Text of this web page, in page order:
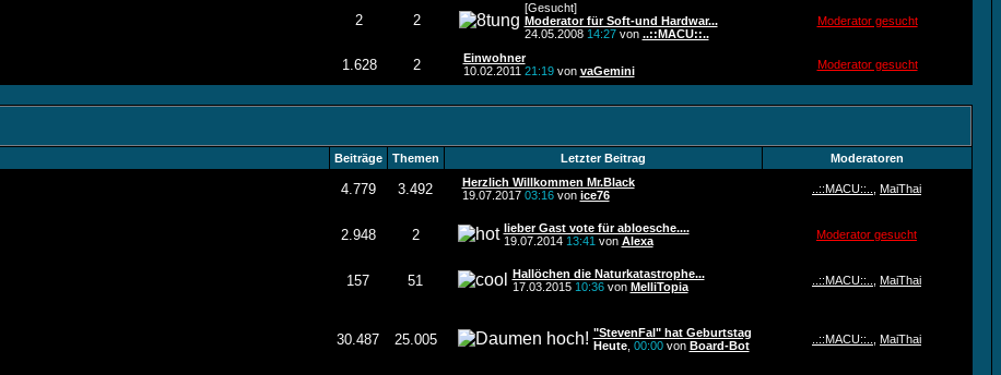
2 2
[Gesucht]
Moderator für Soft-und Hardwar...
24.05.2008 14:27von ..::MACU::..
Moderator gesucht
1.628 2
Einwohner
10.02.2011 21:19von vaGemini Moderator gesucht
Beiträge Themen Letzter Beitrag Moderatoren
4.779 3.492
Herzlich Willkommen Mr.Black
19.07.2017 03:16von ice76 ..::MACU::.. MaiThai
2.948 2
lieber Gast vote für abloesche....
19.07.2014 13:41 von Alexa Moderator gesucht
157 51
Hallöchen die Naturkatastrophe...
17.03.2015 10:36von MelliTopia ..::MACU::.. MaiThai
30.487 25.005
"StevenFal" hat Geburtstag
Heute, 00:00von Board-Bot ..::MACU::.. MaiThai